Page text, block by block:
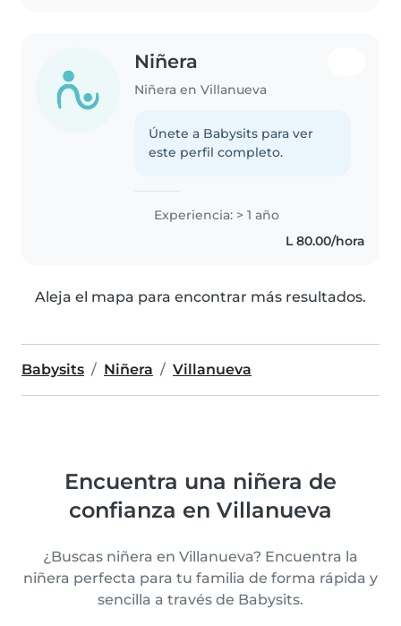
Niñera
Niñera en Villanueva
Únete a Babysits para ver
este perfil completo.
Experiencia: > 1 año
L 80.00/hora
Aleja el mapa para encontrar más resultados.
Babysits Niñera Villanueva
Encuentra una niñera de
confianza en Villanueva
¿Buscas niñera en Villanueva? Encuentra la
niñera perfecta para tu familia de forma rápida y
sencilla a través de Babysits.